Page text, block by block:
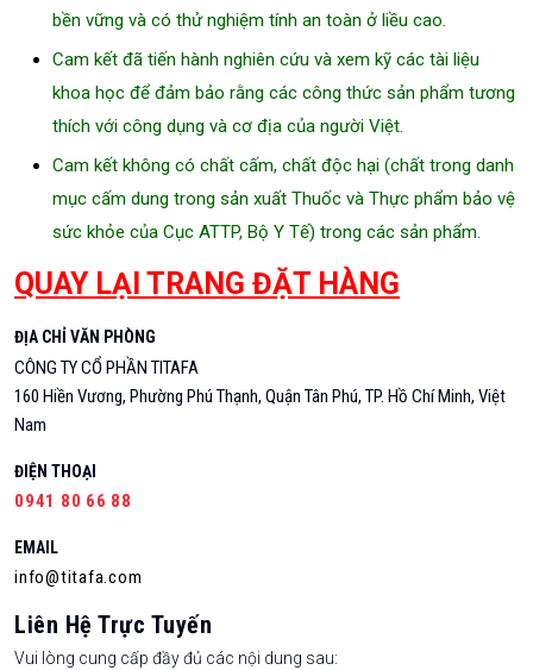
bền vững và có thử nghiệm tính an toàn ở liều cao.
Cam kết đã tiến hành nghiên cứu và xem kỹ các tài liệu
khoa học để đảm bảo rằng các công thức sản phẩm tương
thích với công dụng và cơ địa của người Việt.
Cam kết không có chất cấm, chất độc hại (chất trong danh
mục cấm dung trong sản xuất Thuốc và Thực phẩm bảo vệ
sức khỏe của Cục ATTP, Bộ Y Tế) trong các sản phẩm.
QUAY LẠI TRANG ĐẶT HÀNG
ĐỊA CHỈ VĂN PHÒNG
CÔNG TY CỔ PHẦN TITAFA
160 Hiền Vương, Phường Phú Thạnh, Quận Tân Phú, TP. Hồ Chí Minh, Việt
Nam
ĐIỆN THOẠI
0941 80 66 88
EMAIL
info@titafa.com
Liên Hệ Trực Tuyến
Vui lòng cung cấp đầy đủ các nội dung sau: